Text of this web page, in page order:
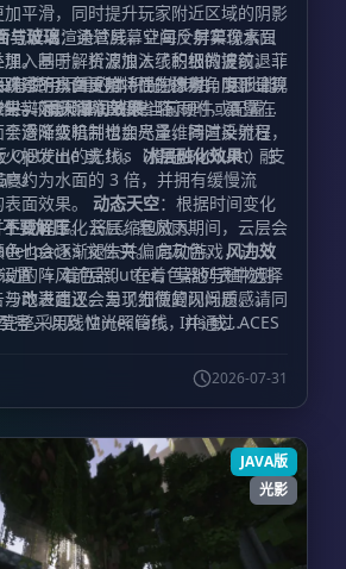
平滑，同时提升玩家附近区域的阴影
与玻璃：通过屏幕空间反射实现水面
入基于解析波浪法线的细微波纹。菲
察的水面更暗，而在掠射角度下呈现
果。雨天湿润效果：下雨时，暴露在
逐渐变暗并增加光泽，同时反射日
把发出的光线。 冰层融化效果：融
约为水面的 3 倍，并拥有缓慢流
面效果。 动态天空：根据时间变化
成程序化云层。暴风雨期间，云层会
也会逐渐褪去并偏向灰色。风力效
动的阵风前后 flutter，草地与植物则
地表面还会呈现细微的闪烁质感。
整采用线性光照管线，并通过 ACES
式延迟渲染管线，让每个屏幕像素只
。同时，资源加入了积极的提前退出
过不具备反射特性的像素，阴影计算
实际影响时直接省略。
有使用沉重的体积光线步进，因此能
持较高帧率。即使当前硬件或配置无
滑降级机制也会尽量维持渲染流程，
OptiFine 或 Iris（搭配 Sodium） 支
不要解压。 将压缩包放入
文件夹。 启动游戏，进
置 → 着色器。 在着色器列表中选择
改进建议。为了方便复现问题，请同
号，以及 Minecraft、Iris 或
2026-07-31
JAVA版
光影